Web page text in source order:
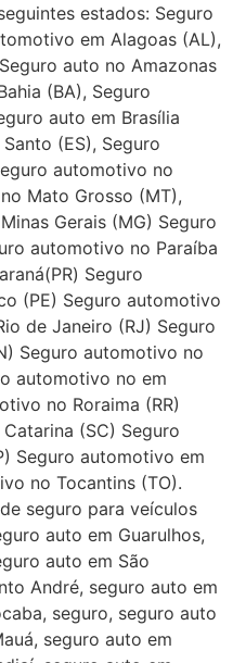
estados: Seguro
em Alagoas (AL),
auto no Amazonas
(BA), Seguro
auto em Brasília
(ES), Seguro
automotivo no
Mato Grosso (MT),
Gerais (MG) Seguro
automotivo no Paraíba
Seguro
(PE) Seguro automotivo
de Janeiro (RJ) Seguro
Seguro automotivo no
automotivo no em
no Roraima (RR)
(SC) Seguro
Seguro automotivo em
no Tocantins (TO).
seguro para veículos
auto em Guarulhos,
auto em São
André, seguro auto em
seguro, seguro auto
seguro auto em